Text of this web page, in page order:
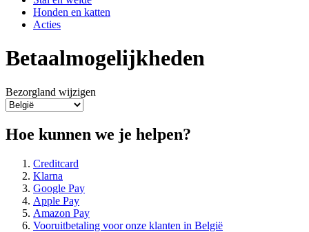
Honden en katten
Acties
Betaalmogelijkheden
Bezorgland wijzigen
Hoe kunnen we je helpen?
Creditcard
Klarna
Google Pay
Apple Pay
Amazon Pay
Vooruitbetaling voor onze klanten in België